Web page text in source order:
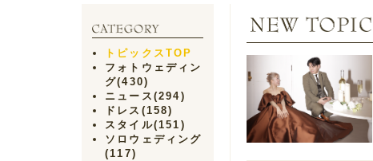
トピックスTOP
フォトウェディン
グ(430)
ニュース (294)
ドレス (158)
スタイル(151)
ソロウェディング
(117)